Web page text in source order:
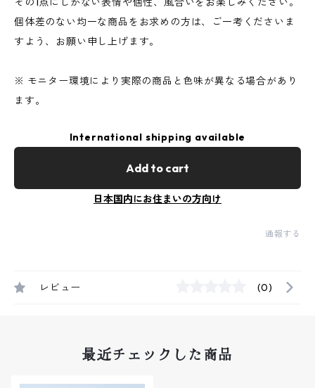
個体差のない均一な商品をお求めの方は、ご一考くださいま
すよう、お願い申し上げます。
※ モニター環境により実際の商品と色味が異なる場合があり
ます。
International shipping available
Add to cart
日本国内にお住まいの方向け
通報する
レビュー (0)
最近チェックした商品